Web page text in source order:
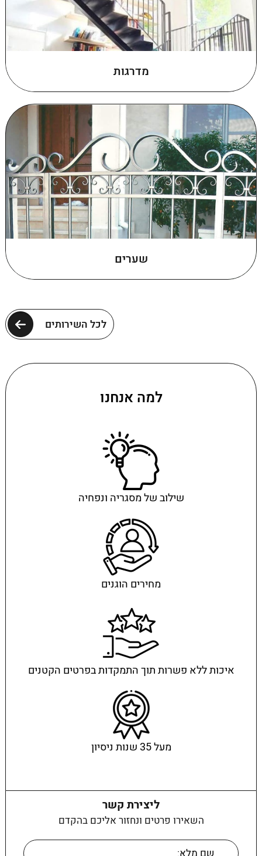
מדרגות
שערים
לכל השירותים
למה אנחנו
שילוב של מסגריה ונפחיה
מחירים הוגנים
איכות ללא פשרות תוך התמקדות בפרטים הקטנים
מעל 35 שנות ניסיון
ליצירת קשר
השאירו פרטים ונחזור אליכם בהקדם